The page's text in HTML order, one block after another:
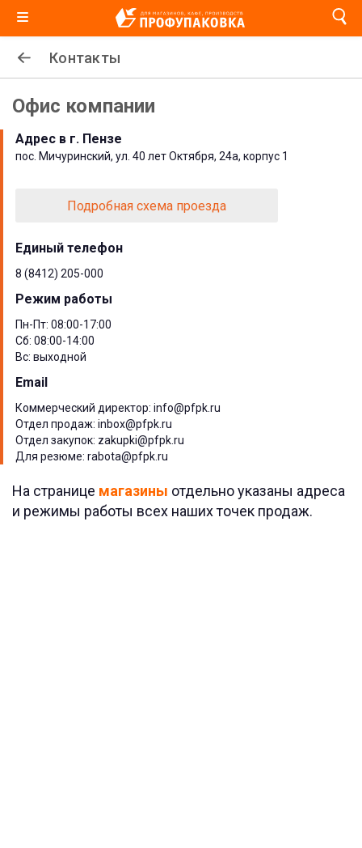
Контакты
Офис компании
Адрес в г. Пензе
пос. Мичуринский, ул. 40 лет Октября, 24а, корпус 1
Подробная схема проезда
Единый телефон
8 (8412) 205-000
Режим работы
Пн-Пт: 08:00-17:00
Сб: 08:00-14:00
Вс: выходной
Email
Коммерческий директор: info@pfpk.ru
Отдел продаж: inbox@pfpk.ru
Отдел закупок: zakupki@pfpk.ru
Для резюме: rabota@pfpk.ru
На странице магазины отдельно указаны адреса
и режимы работы всех наших точек продаж.